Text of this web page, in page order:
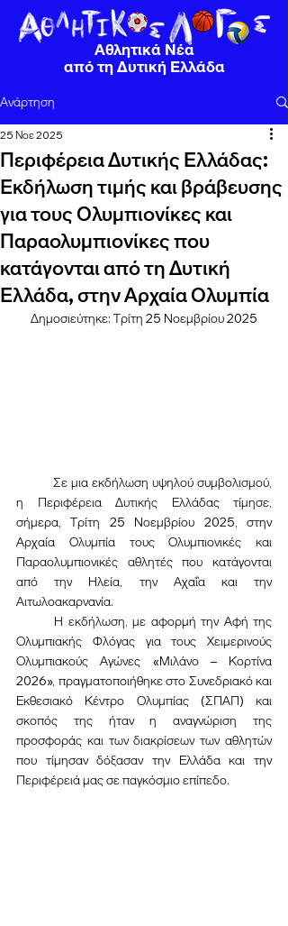
Αθλητικά Νέα
από τη Δυτική Ελλάδα
Ανάρτηση
Περιφέρεια Δυτικής Ελλάδας:
Εκδήλωση τιμής και βράβευσης
για τους Ολυμπιονίκες και
Παραολυμπιονίκες που
κατάγονται από τη Δυτική
Ελλάδα, στην Αρχαία Ολυμπία
25 Νοε 2025
Δημοσιεύτηκε: Τρίτη 25 Νοεμβρίου 2025
η Περιφέρεια Δυτικής Ελλάδας τίμησε,
σήμερα, Τρίτη 25 Νοεμβρίου 2025, στην
Αρχαία Ολυμπία τους Ολυμπιονικές και
Παραολυμπιονικές αθλητές που κατάγονται
από την Ηλεία, την Αχαΐα και την
Αιτωλοακαρνανία.
Ολυμπιακής Φλόγας για τους Χειμερινούς
Ολυμπιακούς Αγώνες «Μιλάνο – Κορτίνα
2026», πραγματοποιήθηκε στο Συνεδριακό και
Εκθεσιακό Κέντρο Ολυμπίας (ΣΠΑΠ) και
σκοπός της ήταν η αναγνώριση της
προσφοράς και των διακρίσεων των αθλητών
που τίμησαν δόξασαν την Ελλάδα και την
Περιφέρειά μας σε παγκόσμιο επίπεδο.